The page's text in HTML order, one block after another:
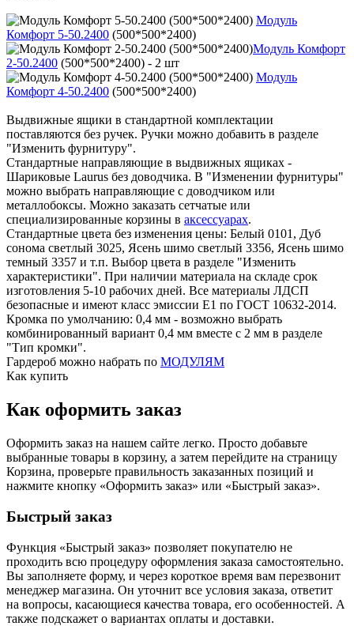
Модуль
Комфорт 5-50.2400 (500*500*2400)
Модуль Комфорт
2-50.2400 (500*500*2400) - 2 шт
Модуль
Комфорт 4-50.2400 (500*500*2400)
Выдвижные ящики в стандартной комплектации
поставляются без ручек. Ручки можно добавить в разделе
"Изменить фурнитуру".
Стандартные направляющие в выдвижных ящиках -
Шариковые Laurus без доводчика. В "Изменении фурнитуры"
можно выбрать направляющие с доводчиком или
металлобоксы. Можно заказать сетчатые или
специализированные корзины в аксессуарах.
Стандартные цвета без изменения цены: Белый 0101, Дуб
сонома светлый 3025, Ясень шимо светлый 3356, Ясень шимо
темный 3357 и т.п. Выбор цвета в разделе "Изменить
характеристики". При наличии материала на складе срок
изготовления 5-10 рабочих дней. Все материалы ЛДСП
безопасные и имеют класс эмиссии Е1 по ГОСТ 10632-2014.
Кромка по умолчанию: 0,4 мм - возможно выбрать
комбинированный вариант 0,4 мм вместе с 2 мм в разделе
"Тип кромки".
Гардероб можно набрать по МОДУЛЯМ
Как купить
Как оформить заказ
Оформить заказ на нашем сайте легко. Просто добавьте
выбранные товары в корзину, а затем перейдите на страницу
Корзина, проверьте правильность заказанных позиций и
нажмите кнопку «Оформить заказ» или «Быстрый заказ».
Быстрый заказ
Функция «Быстрый заказ» позволяет покупателю не
проходить всю процедуру оформления заказа самостоятельно.
Вы заполняете форму, и через короткое время вам перезвонит
менеджер магазина. Он уточнит все условия заказа, ответит
на вопросы, касающиеся качества товара, его особенностей. А
также подскажет о вариантах оплаты и доставки.